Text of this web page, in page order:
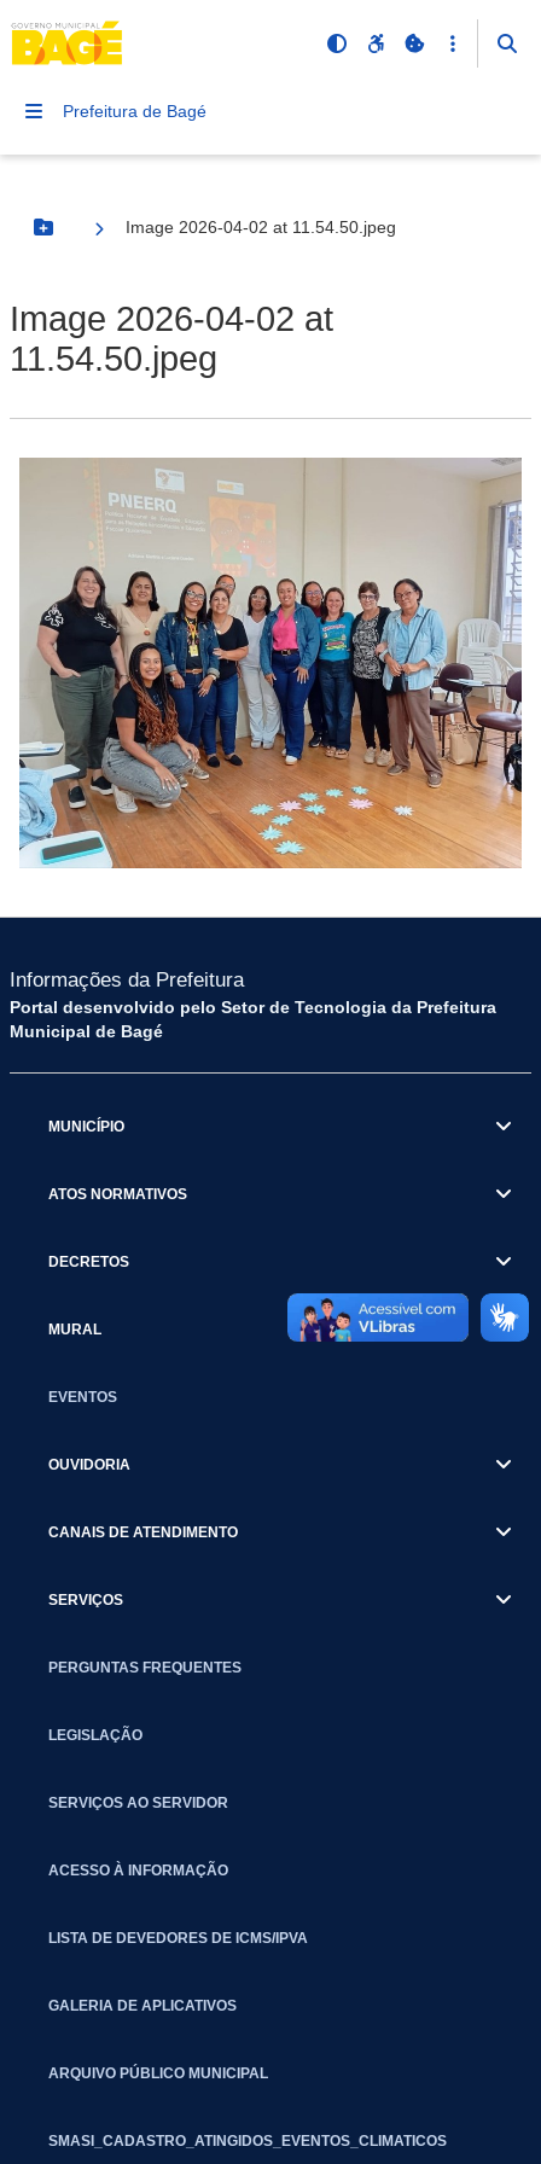
Prefeitura de Bagé
Botão Menu
Image 2026-04-02 at 11.54.50.jpeg
Image 2026-04-02 at
11.54.50.jpeg
Informações da Prefeitura
Portal desenvolvido pelo Setor de Tecnologia da Prefeitura
Municipal de Bagé
MUNICÍPIO
ATOS NORMATIVOS
DECRETOS
MURAL
EVENTOS
OUVIDORIA
CANAIS DE ATENDIMENTO
SERVIÇOS
PERGUNTAS FREQUENTES
LEGISLAÇÃO
SERVIÇOS AO SERVIDOR
ACESSO À INFORMAÇÃO
LISTA DE DEVEDORES DE ICMS/IPVA
GALERIA DE APLICATIVOS
ARQUIVO PÚBLICO MUNICIPAL
SMASI_CADASTRO_ATINGIDOS_EVENTOS_CLIMATICOS